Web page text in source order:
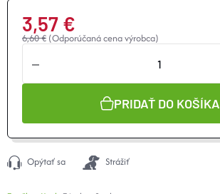
6,60 € (Odporúčaná cena výrobca)
3,57 €
Jednotková
PRIDAŤ DO KOŠÍKA
Opýtať sa Strážiť